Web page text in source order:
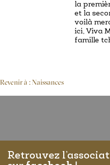
la
et la
voilà
ici, Viva
famille
Revenir à : Naissances
Retrouvez